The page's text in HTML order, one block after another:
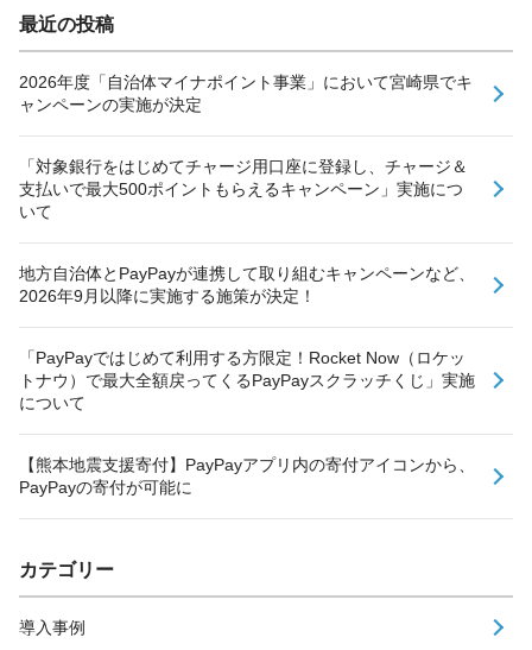
最近の投稿
2026年度「自治体マイナポイント事業」において宮崎県でキ
ャンペーンの実施が決定
「対象銀行をはじめてチャージ用口座に登録し、チャージ＆
支払いで最大500ポイントもらえるキャンペーン」実施につ
いて
地方自治体とPayPayが連携して取り組むキャンペーンなど、
2026年9月以降に実施する施策が決定！
「PayPayではじめて利用する方限定！Rocket Now（ロケッ
トナウ）で最大全額戻ってくるPayPayスクラッチくじ」実施
について
【熊本地震支援寄付】PayPayアプリ内の寄付アイコンから、
PayPayの寄付が可能に
カテゴリー
導入事例